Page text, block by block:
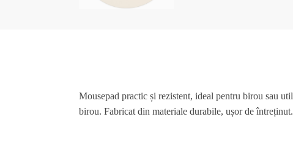
Mousepad practic și rezistent, ideal pentru birou sau
birou. Fabricat din materiale durabile, ușor de